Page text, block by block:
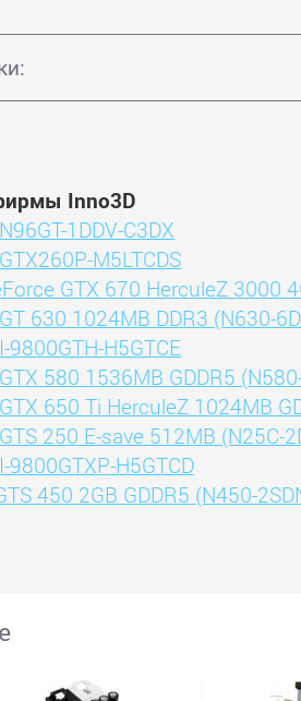
Inno3D
1DDV-C3DX
M5LTCDS
GTX 670 HerculeZ 3000
630 1024MB DDR3 (N630-
9800GTH-H5GTCE
580 1536MB GDDR5
650 Ti HerculeZ 1024MB
250 E-save 512MB (N25C-
9800GTXP-H5GTCD
450 2GB GDDR5 (N450-